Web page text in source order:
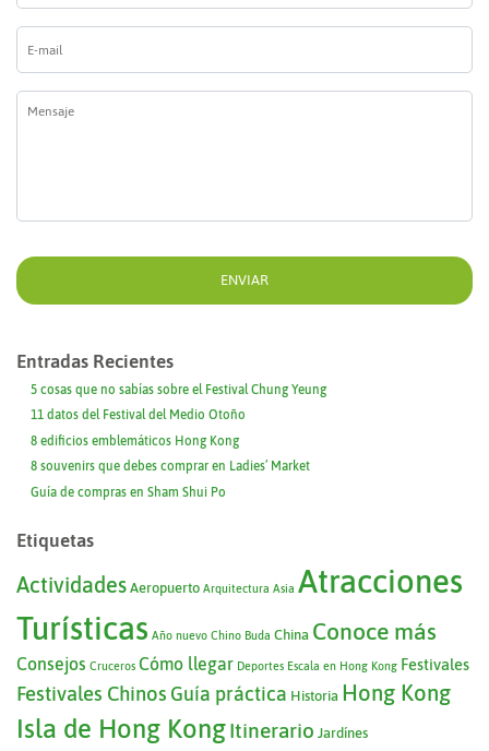
E-
mail
*
Mensaje
Entradas Recientes
5 cosas que no sabías sobre el Festival Chung Yeung
11 datos del Festival del Medio Otoño
8 edificios emblemáticos Hong Kong
8 souvenirs que debes comprar en Ladies’ Market
Guía de compras en Sham Shui Po
Etiquetas
Actividades Aeropuerto Arquitectura Asia Atracciones
Turísticas Año nuevo Chino Buda China Conoce más
Consejos Cruceros Cómo llegar Deportes Escala en Hong Kong Festivales
Festivales Chinos Guía práctica Historia Hong Kong
Isla de Hong KongItinerario Jardínes